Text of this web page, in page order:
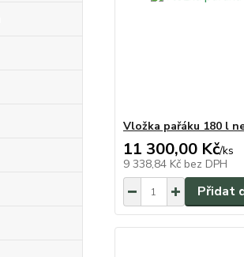
Vložka pařáku 180 l
11 300,00 Kč/ks
9 338,84 Kč bez DPH
Přidat